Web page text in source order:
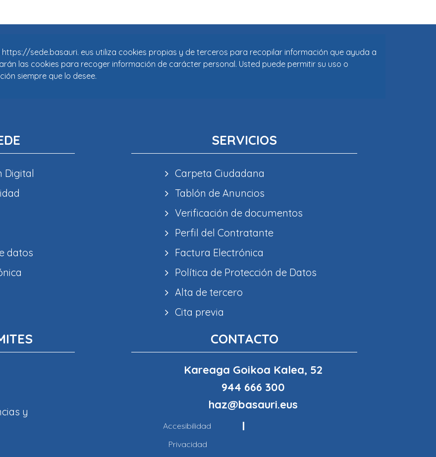
sede.basauri. eus utiliza cookies propias y de terceros para recopilar información que ayuda a
las cookies para recoger información de carácter personal. Usted puede permitir su uso o
siempre que lo desee.
Digital
datos
SERVICIOS
Carpeta Ciudadana
Tablón de Anuncios
Verificación de documentos
Perfil del Contratante
Factura Electrónica
Política de Protección de Datos
Alta de tercero
Cita previa
y
CONTACTO
Kareaga Goikoa Kalea, 52
944 666 300
haz@basauri.eus
Accesibilidad
Privacidad